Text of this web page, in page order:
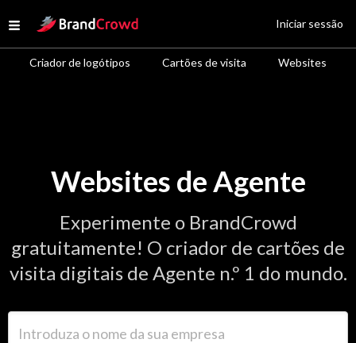
Open menu
Site Logo
Criador de logótipos Cartões de visita Websites
Iniciar sessão
Websites de Agente
Experimente o BrandCrowd
gratuitamente! O criador de cartões de
visita digitais de Agente n.º 1 do mundo.